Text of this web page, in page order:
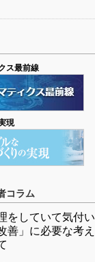
ス最前線
現
コラム
をしていて気付い
善」に必要な考え